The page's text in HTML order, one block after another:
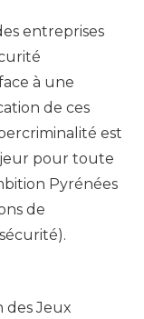
entreprises
à une
de ces
est
pour toute
Pyrénées
de
des Jeux